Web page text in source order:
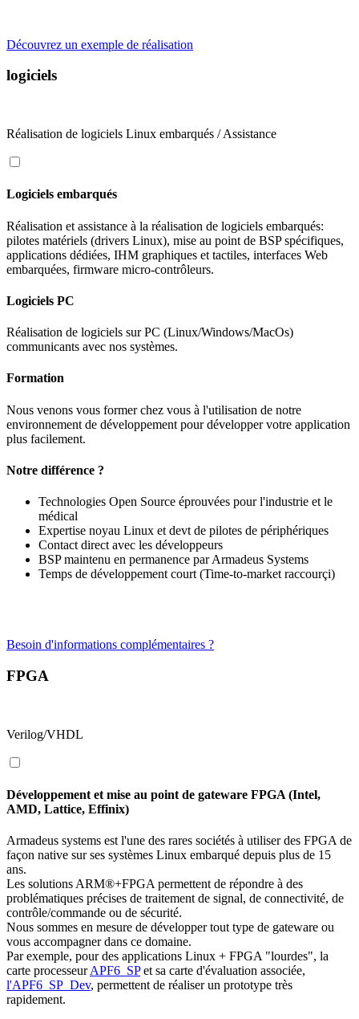
Découvrez un exemple de réalisation
logiciels
Réalisation de logiciels Linux embarqués / Assistance
Logiciels embarqués
Réalisation et assistance à la réalisation de logiciels embarqués:
pilotes matériels (drivers Linux), mise au point de BSP spécifiques,
applications dédiées, IHM graphiques et tactiles, interfaces Web
embarquées, firmware micro-contrôleurs.
Logiciels PC
Réalisation de logiciels sur PC (Linux/Windows/MacOs)
communicants avec nos systèmes.
Formation
Nous venons vous former chez vous à l'utilisation de notre
environnement de développement pour développer votre application
plus facilement.
Notre différence ?
Technologies Open Source éprouvées pour l'industrie et le
médical
Expertise noyau Linux et devt de pilotes de périphériques
Contact direct avec les développeurs
BSP maintenu en permanence par Armadeus Systems
Temps de développement court (Time-to-market raccourçi)
Besoin d'informations complémentaires ?
FPGA
Verilog/VHDL
Développement et mise au point de gateware FPGA (Intel,
AMD, Lattice, Effinix)
Armadeus systems est l'une des rares sociétés à utiliser des FPGA de
façon native sur ses systèmes Linux embarqué depuis plus de 15
ans.
Les solutions ARM®+FPGA permettent de répondre à des
problématiques précises de traitement de signal, de connectivité, de
contrôle/commande ou de sécurité.
Nous sommes en mesure de développer tout type de gateware ou
vous accompagner dans ce domaine.
Par exemple, pour des applications Linux + FPGA "lourdes", la
carte processeurAPF6_SPet sa carte d'évaluation associée,
l'APF6_SP_Dev, permettent de réaliser un prototype très
rapidement.